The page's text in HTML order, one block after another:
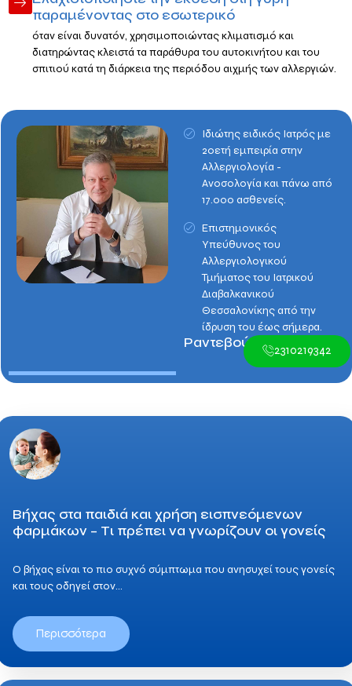
παραμένοντας στο εσωτερικό
όταν είναι δυνατόν, χρησιμοποιώντας κλιματισμό και
διατηρώντας κλειστά τα παράθυρα του αυτοκινήτου και του
σπιτιού κατά τη διάρκεια της περιόδου αιχμής των αλλεργιών.
Ιδιώτης ειδικός Ιατρός με
20ετή εμπειρία στην
Αλλεργιολογία -
Ανοσολογία και πάνω από
17.000 ασθενείς.
Επιστημονικός
Υπεύθυνος του
Αλλεργιολογικού
Τμήματος του Ιατρικού
Διαβαλκανικού
Θεσσαλονίκης από την
ίδρυση του έως σήμερα.
Ραντεβού: 2310219342
Βήχας στα παιδιά και χρήση εισπνεόμενων
φαρμάκων – Τι πρέπει να γνωρίζουν οι γονείς
Ο βήχας είναι το πιο συχνό σύμπτωμα που ανησυχεί τους γονείς
και τους οδηγεί στον…
Περισσότερα